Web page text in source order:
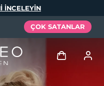
INCELEYIN
ÇOK SATANLAR